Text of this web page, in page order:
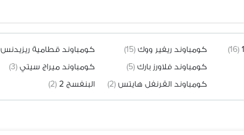
(16) كومباوند ريفير ووك(15) كومباوند قطامية ريزيدنس
كومباوند فلاورز بارك(5) كومباوند ميراج سيتي (3)
كومباوند القرنفل هايتس(2) البنفسج 2 (2)